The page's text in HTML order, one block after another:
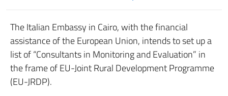
The Italian Embassy in Cairo, with the financial
assistance of the European Union, intends to set up a
list of “Consultants in Monitoring and Evaluation” in
the frame of EU-Joint Rural Development Programme
(EU-JRDP).